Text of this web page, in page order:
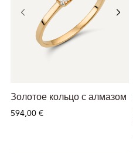
Золотое кольцо с алмазом
594,00 €